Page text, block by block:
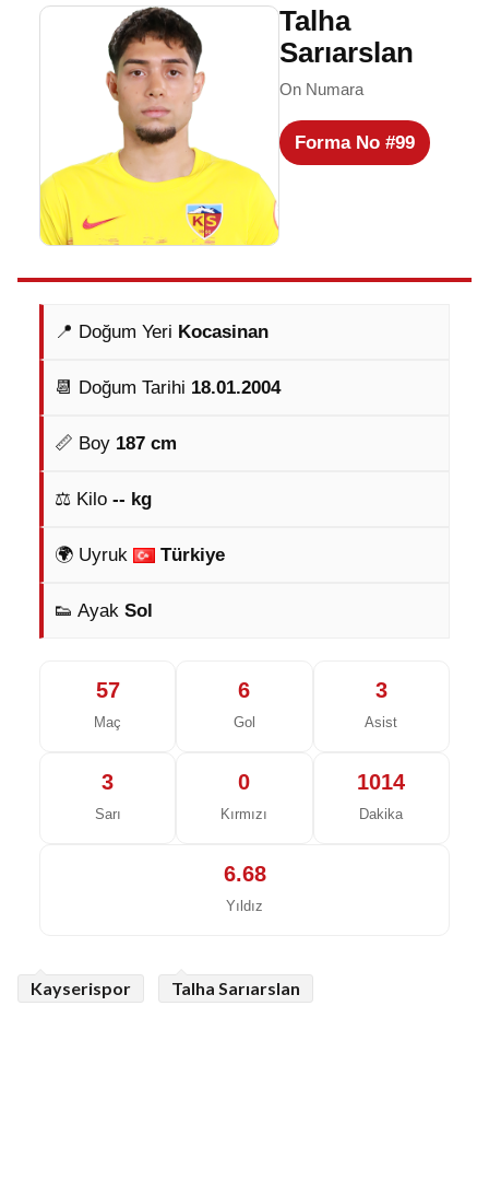
Talha
Sarıarslan
On Numara
Forma No #99
📍 Doğum Yeri Kocasinan
📆 Doğum Tarihi 18.01.2004
📏 Boy 187 cm
⚖️ Kilo -- kg
🌍 Uyruk Türkiye
👟 Ayak Sol
57
Maç
6
Gol
3
Asist
3
Sarı
0
Kırmızı
1014
Dakika
6.68
Yıldız
Kayserispor Talha Sarıarslan